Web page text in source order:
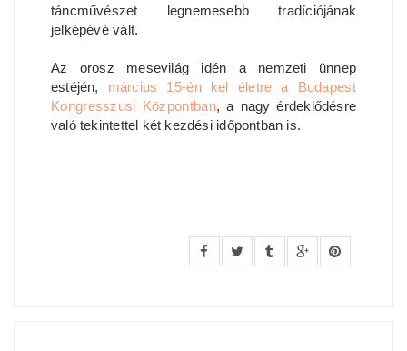
táncművészet legnemesebb tradíciójának
jelképévé vált.
Az orosz mesevilág idén a nemzeti ünnep
estéjén, március 15-én kel életre a Budapest
Kongresszusi Központban, a nagy érdeklődésre
való tekintettel két kezdési időpontban is.